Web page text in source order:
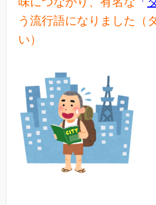
う流行語になりました（
い）